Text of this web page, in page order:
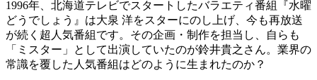
1996年、北海道テレビでスタートしたバラエティ番組『水曜
どうでしょう』は大泉 洋をスターにのし上げ、今も再放送
が続く超人気番組です。その企画・制作を担当し、自らも
「ミスター」として出演していたのが鈴井貴之さん。業界の
常識を覆した人気番組はどのように生まれたのか？